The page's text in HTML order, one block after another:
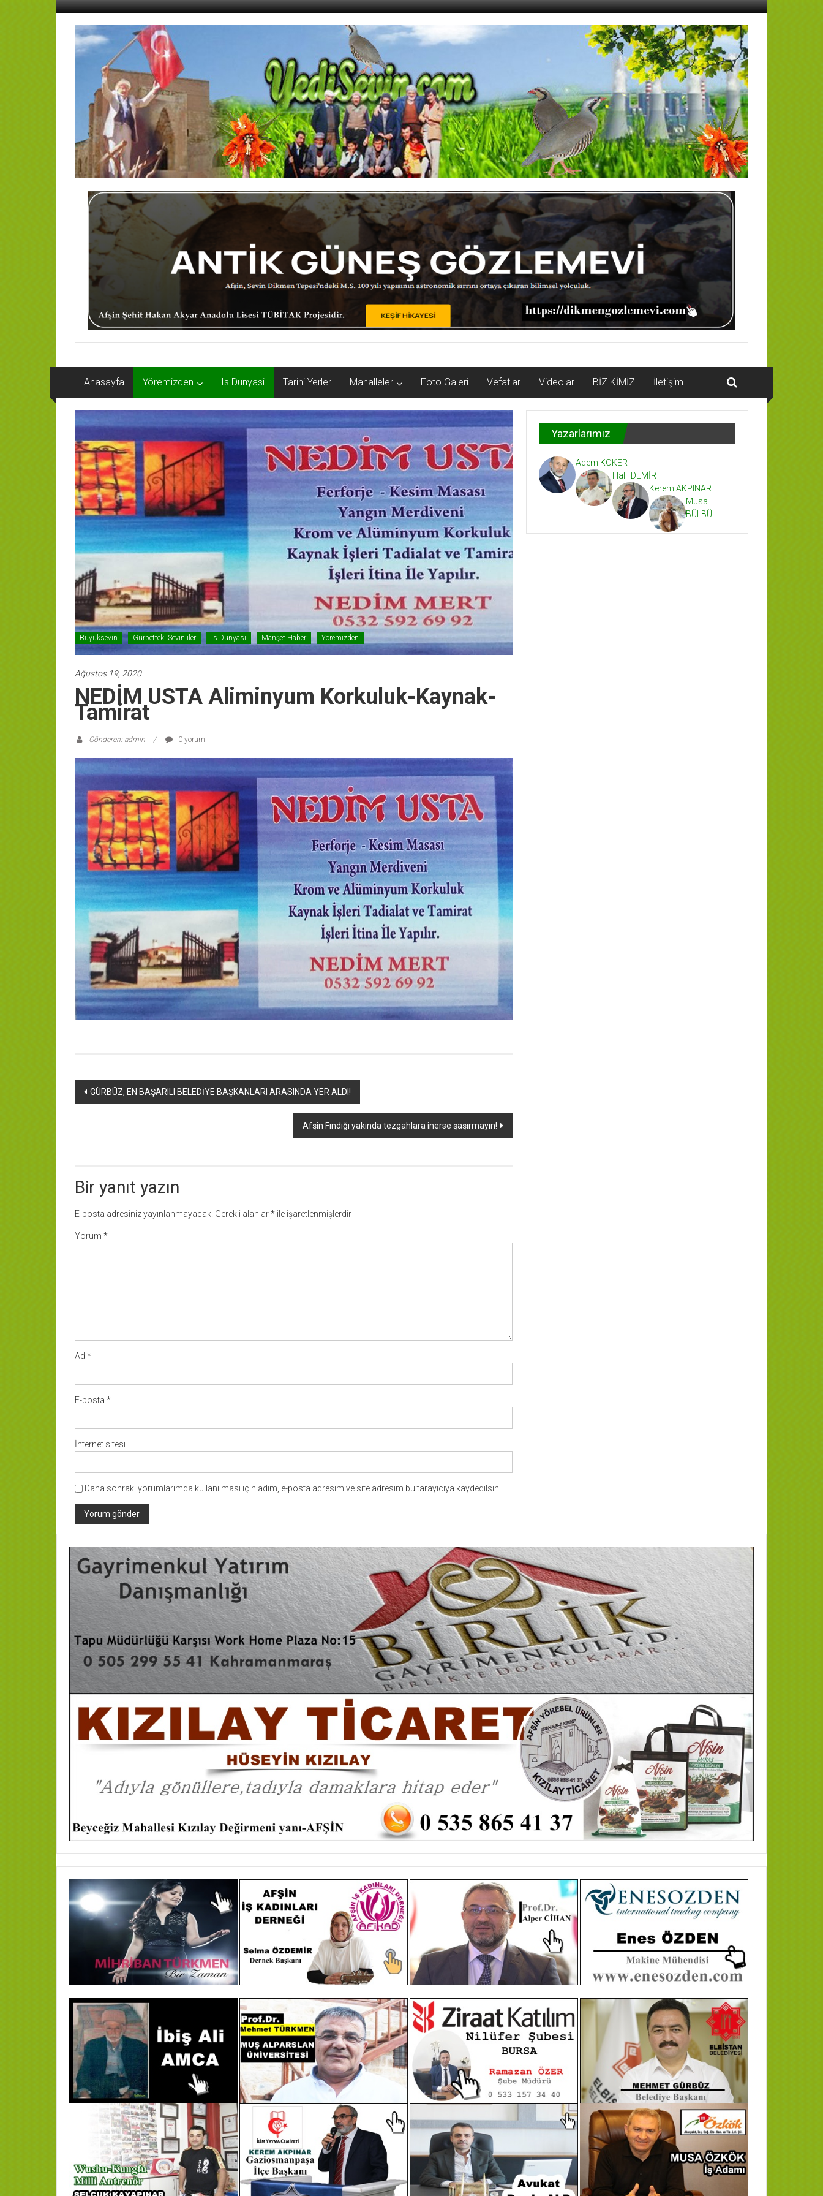
İçeriğe
AFŞİN
YEDİSEVİN
HABER
Kahramanmaraş,Afşin,Sevin
Köyleri
Tanıtım
ve
Haber
Portalı
Anasayfa Yöremizden Is Dunyasi Tarihi Yerler Mahalleler Foto Galeri Vefatlar Videolar BİZ KİMİZ İletişim
Büyüksevin Gurbetteki Sevinliler Is Dunyasi Manşet Haber Yöremizden
Ağustos 19, 2020
NEDİM USTA Aliminyum Korkuluk-Kaynak-
Tamirat
Gönderen: admin 0 yorum
Yazı
GÜRBÜZ, EN BAŞARILI BELEDİYE BAŞKANLARI ARASINDA YER ALDI!
Afşin Fındığı yakında tezgahlara inerse şaşırmayın!
Bir yanıt yazın
E-posta adresiniz yayınlanmayacak. Gerekli alanlar* ile işaretlenmişlerdir
Yorum *
Ad *
E-posta *
İnternet sitesi
Daha sonraki yorumlarımda kullanılması için adım, e-posta adresim ve site adresim bu tarayıcıya kaydedilsin.
Yazarlarımız
Adem KÖKER
Halil DEMİR
Kerem AKPINAR
Musa
BÜLBÜL